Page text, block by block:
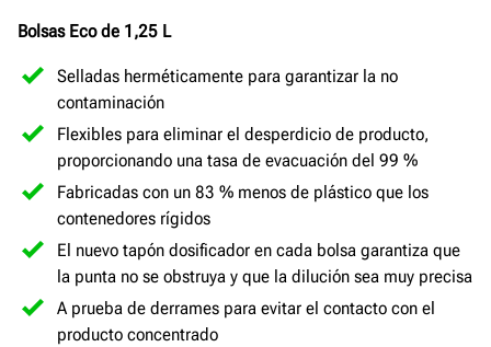
Bolsas Eco de 1,25 L
Selladas herméticamente para garantizar la no
contaminación
Flexibles para eliminar el desperdicio de producto,
proporcionando una tasa de evacuación del 99 %
Fabricadas con un 83 % menos de plástico que los
contenedores rígidos
El nuevo tapón dosificador en cada bolsa garantiza que
la punta no se obstruya y que la dilución sea muy precisa
A prueba de derrames para evitar el contacto con el
producto concentrado